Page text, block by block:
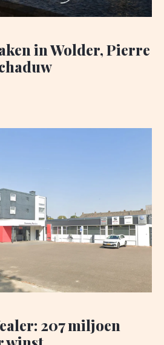
in Wolder, Pierre
207 miljoen